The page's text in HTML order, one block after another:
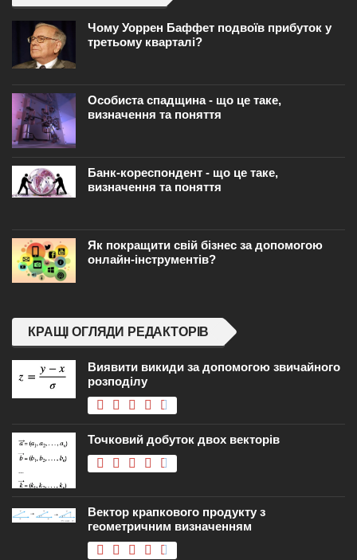
Чому Уоррен Баффет подвоїв прибуток у
третьому кварталі?
Особиста спадщина - що це таке,
визначення та поняття
Банк-кореспондент - що це таке,
визначення та поняття
Як покращити свій бізнес за допомогою
онлайн-інструментів?
КРАЩІ ОГЛЯДИ РЕДАКТОРІВ
Виявити викиди за допомогою звичайного
розподілу
Точковий добуток двох векторів
Вектор крапкового продукту з
геометричним визначенням